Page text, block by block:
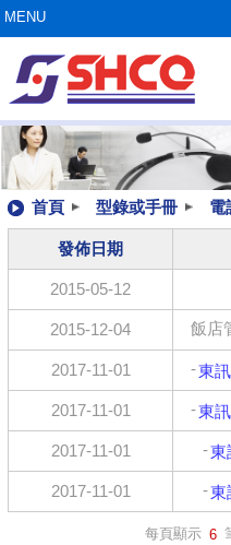
首頁 型錄或手冊 電
發佈日期
2015-05-12
2015-12-04 飯店
2017-11-01 -東
2017-11-01 -東
2017-11-01 -東
2017-11-01 -東
每頁顯示 6